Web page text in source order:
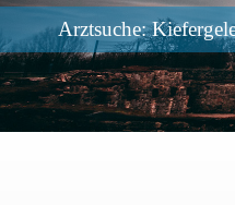
Arztsuche: